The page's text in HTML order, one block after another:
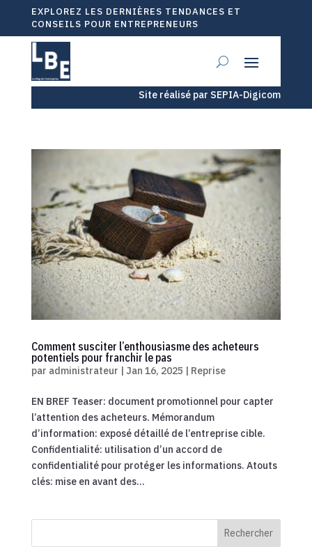
EXPLOREZ LES DERNIÈRES TENDANCES ET
CONSEILS POUR ENTREPRENEURS
Site réalisé par SEPIA-Digicom
Comment susciter l’enthousiasme des acheteurs
potentiels pour franchir le pas
par administrateur | Jan 16, 2025 | Reprise
EN BREF Teaser: document promotionnel pour capter
l’attention des acheteurs. Mémorandum
d’information: exposé détaillé de l’entreprise cible.
Confidentialité: utilisation d’un accord de
confidentialité pour protéger les informations. Atouts
clés: mise en avant des...
Rechercher